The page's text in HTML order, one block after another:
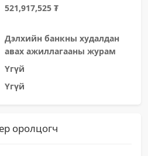
521,917,525 ₮
Дэлхийн банкны худалдан
авах ажиллагааны журам
Үгүй
Үгүй
оролцогч